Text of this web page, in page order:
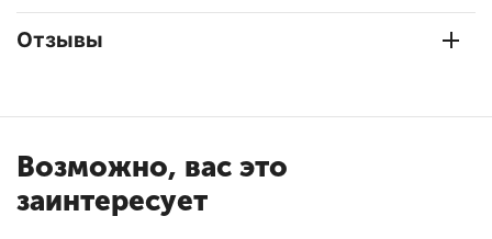
Отзывы
Возможно, вас это
заинтересует